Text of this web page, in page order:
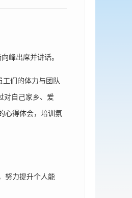
峰出席并讲话。
们的体力与团队
对自己家乡、爱
心得体会，培训氛
努力提升个人能